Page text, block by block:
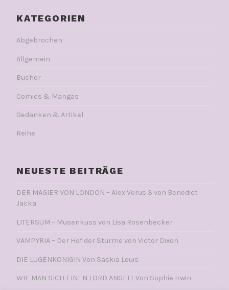
KATEGORIEN
Abgebrochen
Allgemein
Bücher
Comics & Mangas
Gedanken & Artikel
Reihe
NEUESTE BEITRÄGE
DER MAGIER VON LONDON – Alex Verus 3 von Benedict
Jacka
LITERSUM – Musenkuss von Lisa Rosenbecker
VAMPYRIA – Der Hof der Stürme von Victor Dixon
DIE LÜGENKÖNIGIN Von Saskia Louis
WIE MAN SICH EINEN LORD ANGELT Von Sophie Irwin